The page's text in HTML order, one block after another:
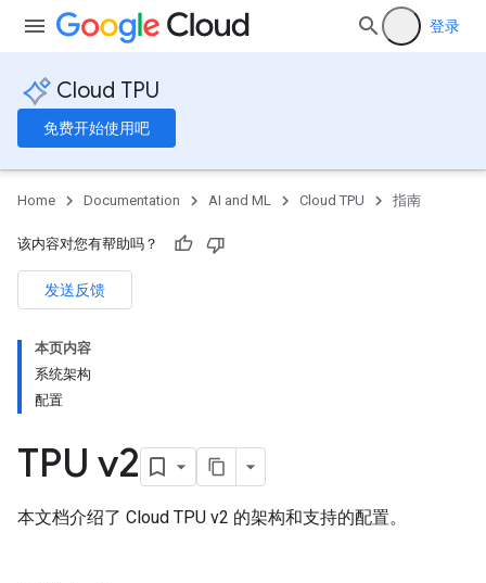
登录
Cloud TPU
免费开始使用吧
Home Documentation AI and ML Cloud TPU 指南
该内容对您有帮助吗？
发送反馈
本页内容
系统架构
配置
TPU v2
本文档介绍了 Cloud TPU v2 的架构和支持的配置。